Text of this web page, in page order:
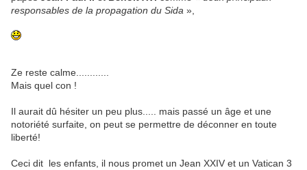
responsables de la propagation du Sida »,
Ze reste calme............
Mais quel con !
Il aurait dû hésiter un peu plus..... mais passé un âge et une
notoriété surfaite, on peut se permettre de déconner en toute
liberté!
Ceci dit les enfants, il nous promet un Jean XXIV et un Vatican 3